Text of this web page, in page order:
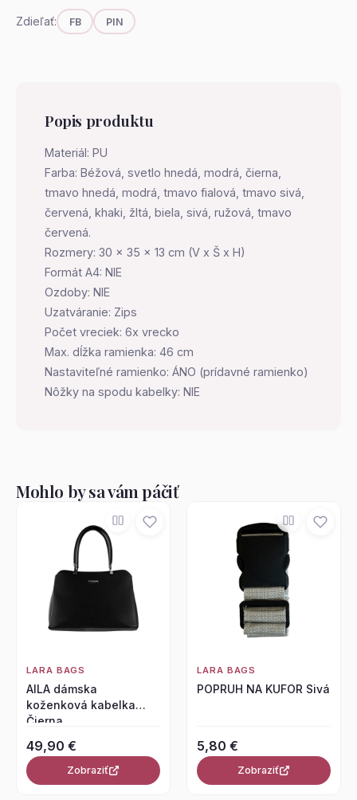
Zdieľať: FB PIN
Popis produktu
Materiál: PU
Farba: Béžová, svetlo hnedá, modrá, čierna,
tmavo hnedá, modrá, tmavo fialová, tmavo sivá,
červená, khaki, žltá, biela, sivá, ružová, tmavo
červená.
Rozmery: 30 x 35 x 13 cm (V x Š x H)
Formát A4: NIE
Ozdoby: NIE
Uzatváranie: Zips
Počet vreciek: 6x vrecko
Max. dĺžka ramienka: 46 cm
Nastaviteľné ramienko: ÁNO (prídavné ramienko)
Nôžky na spodu kabelky: NIE
Mohlo by sa vám páčiť
LARA BAGS
AILA dámska
koženková kabelka
Čierna
49,90 €
Zobraziť
LARA BAGS
POPRUH NA KUFOR Sivá
5,80 €
Zobraziť